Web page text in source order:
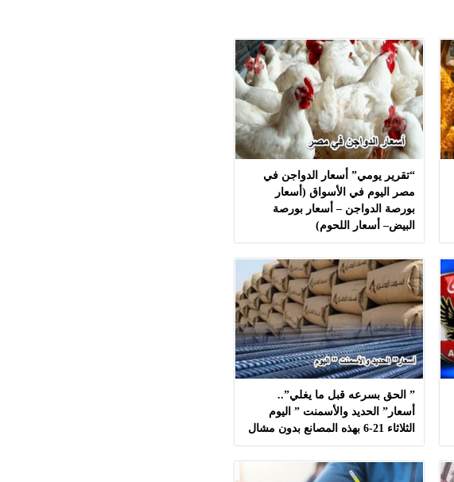
“تقرير يومي” أسعار الدواجن في
مصر اليوم في الأسواق (أسعار
بورصة الدواجن – أسعار بورصة
البيض– أسعار اللحوم)
” الحق بسرعه قبل ما يغلي”..
أسعار” الحديد والأسمنت ” اليوم
الثلاثاء 21-6 بهذه المصانع بدون مشال